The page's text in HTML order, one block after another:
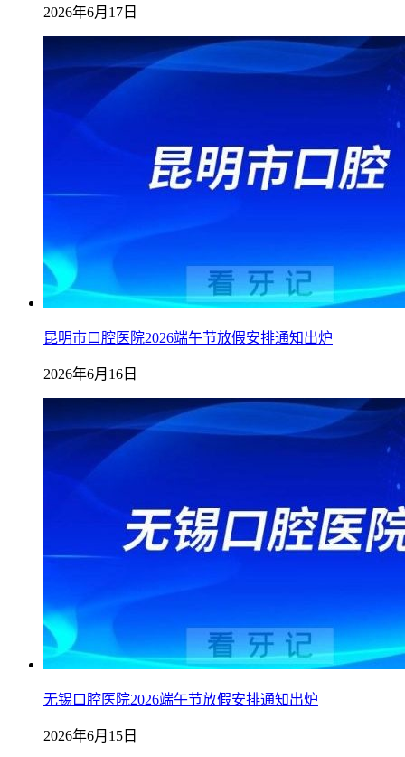
2026年6月17日
昆明市口腔医院2026端午节放假安排通知出炉
2026年6月16日
无锡口腔医院2026端午节放假安排通知出炉
2026年6月15日